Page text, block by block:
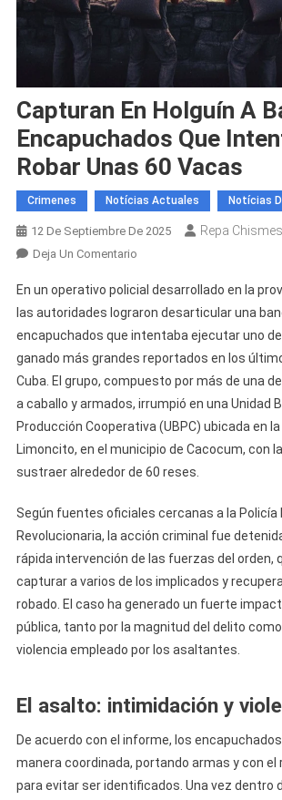
Capturan En Holguín A
Encapuchados Que
Robar Unas 60 Vacas
Crimenes Notícias Actuales Notícias
12 De Septiembre De 2025 Repa Chismes
Deja Un ComentarioEn
En
Holguín
A
Banda
De
Encapuchados
Que
Intentaba
60
En un operativo policial desarrollado en la
las autoridades lograron desarticular una
encapuchados que intentaba ejecutar uno
ganado más grandes reportados en los
Cuba. El grupo, compuesto por más de una
a caballo y armados, irrumpió en una Unidad
Producción Cooperativa (UBPC) ubicada en
Limoncito, en el municipio de Cacocum, con
sustraer alrededor de 60 reses.
Según fuentes oficiales cercanas a la Policía
Revolucionaria, la acción criminal fue
rápida intervención de las fuerzas del orden,
capturar a varios de los implicados y
robado. El caso ha generado un fuerte
pública, tanto por la magnitud del delito como
violencia empleado por los asaltantes.
El asalto: intimidación y
De acuerdo con el informe, los
manera coordinada, portando armas y con
para evitar ser identificados. Una vez dentro